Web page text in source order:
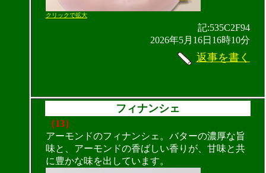
クリックで拡大
記:535C2F94
2026年5月16日16時10分
返事を書く
フィナンシェ
（13）
アーモンドのフィナンシェ。バターの濃厚な旨
味と、アーモンドの香ばしい香りが、甘味と共
に豊かな味を出しています。